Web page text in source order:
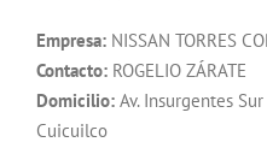
Empresa: NISSAN TORRES
Contacto: ROGELIO ZÁRATE
Domicilio: Av. Insurgentes
Cuicuilco